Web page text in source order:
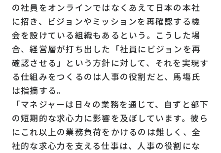
の社員をオンラインではなくあえて日本の本社
に招き、ビジョンやミッションを再確認する機
会を設けている組織もあるという。こうした場
合、経営層が打ち出した「社員にビジョンを再
確認させる」という方針に対して、それを実現す
る仕組みをつくるのは人事の役割だと、馬塲氏
は指摘する。
「マネジャーは日々の業務を通じて、自ずと部下
の短期的な求心力に影響を及ぼしています。彼ら
にこれ以上の業務負荷をかけるのは難しく、全
社的な求心力を支える仕事は、人事の役割にな